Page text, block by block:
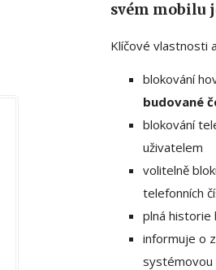
svém mobilu
Klíčové vlastnosti
blokování
budované
blokování
uživatelem
volitelně
telefonních
plná historie
informuje o
systémovou